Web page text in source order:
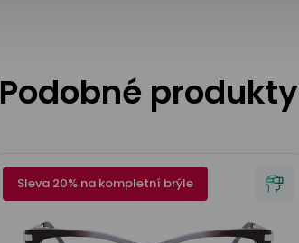
Podobné produkty
Sleva 20% na kompletní brýle